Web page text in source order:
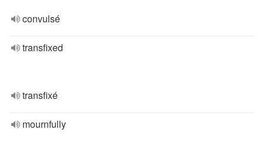
convulsé
transfixed
transfixé
mournfully